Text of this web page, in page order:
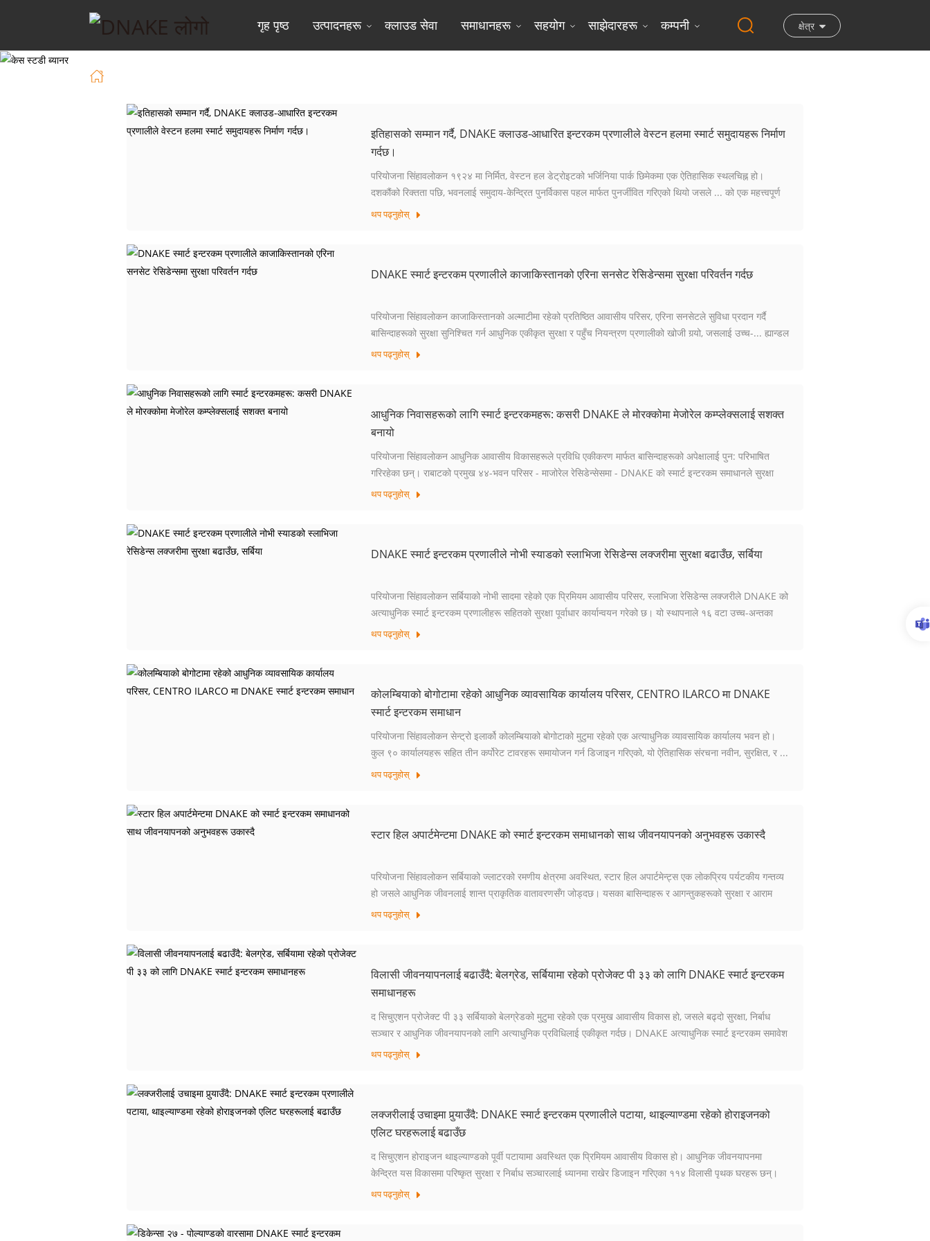
गृह पृष्ठ उत्पादनहरू क्लाउड सेवा समाधानहरू सहयोग साझेदारहरू कम्पनी क्षेत्र
केस स्टडीज
इतिहासको सम्मान गर्दै, DNAKE क्लाउड-आधारित इन्टरकम प्रणालीले वेस्टन हलमा स्मार्ट समुदायहरू निर्माण
गर्दछ।
परियोजना सिंहावलोकन १९२४ मा निर्मित, वेस्टन हल डेट्रोइटको भर्जिनिया पार्क छिमेकमा एक ऐतिहासिक स्थलचिह्न हो।
दशकौंको रिक्तता पछि, भवनलाई समुदाय-केन्द्रित पुनर्विकास पहल मार्फत पुनर्जीवित गरिएको थियो जसले ... को एक महत्त्वपूर्ण
भागलाई संरक्षित गर्यो।
थप पढ्नुहोस्
DNAKE स्मार्ट इन्टरकम प्रणालीले काजाकिस्तानको एरिना सनसेट रेसिडेन्समा सुरक्षा परिवर्तन गर्दछ
परियोजना सिंहावलोकन काजाकिस्तानको अल्माटीमा रहेको प्रतिष्ठित आवासीय परिसर, एरिना सनसेटले सुविधा प्रदान गर्दै
बासिन्दाहरूको सुरक्षा सुनिश्चित गर्न आधुनिक एकीकृत सुरक्षा र पहुँच नियन्त्रण प्रणालीको खोजी गर्‍यो, जसलाई उच्च-... ह्यान्डल
गर्न सक्षम स्केलेबल समाधान आवश्यक पर्दछ।
थप पढ्नुहोस्
आधुनिक निवासहरूको लागि स्मार्ट इन्टरकमहरू: कसरी DNAKE ले मोरक्कोमा मेजोरेल कम्प्लेक्सलाई सशक्त
बनायो
परियोजना सिंहावलोकन आधुनिक आवासीय विकासहरूले प्रविधि एकीकरण मार्फत बासिन्दाहरूको अपेक्षालाई पुन: परिभाषित
गरिरहेका छन्। राबाटको प्रमुख ४४-भवन परिसर - माजोरेल रेसिडेन्सेसमा - DNAKE को स्मार्ट इन्टरकम समाधानले सुरक्षा
प्रणालीहरूले कसरी बढाउन सक्छ भनेर प्रदर्शन गर्दछ...
थप पढ्नुहोस्
DNAKE स्मार्ट इन्टरकम प्रणालीले नोभी स्याडको स्लाभिजा रेसिडेन्स लक्जरीमा सुरक्षा बढाउँछ, सर्बिया
परियोजना सिंहावलोकन सर्बियाको नोभी सादमा रहेको एक प्रिमियम आवासीय परिसर, स्लाभिजा रेसिडेन्स लक्जरीले DNAKE को
अत्याधुनिक स्मार्ट इन्टरकम प्रणालीहरू सहितको सुरक्षा पूर्वाधार कार्यान्वयन गरेको छ। यो स्थापनाले १६ वटा उच्च-अन्तका
अपार्टमेन्टहरू समेट्छ, जसमा आकर्षक डिजाइन ...
थप पढ्नुहोस्
कोलम्बियाको बोगोटामा रहेको आधुनिक व्यावसायिक कार्यालय परिसर, CENTRO ILARCO मा DNAKE
स्मार्ट इन्टरकम समाधान
परियोजना सिंहावलोकन सेन्ट्रो इलार्को कोलम्बियाको बोगोटाको मुटुमा रहेको एक अत्याधुनिक व्यावसायिक कार्यालय भवन हो।
कुल ९० कार्यालयहरू सहित तीन कर्पोरेट टावरहरू समायोजन गर्न डिजाइन गरिएको, यो ऐतिहासिक संरचना नवीन, सुरक्षित, र ...
प्रदान गर्नमा केन्द्रित छ।
थप पढ्नुहोस्
स्टार हिल अपार्टमेन्टमा DNAKE को स्मार्ट इन्टरकम समाधानको साथ जीवनयापनको अनुभवहरू उकास्दै
परियोजना सिंहावलोकन सर्बियाको ज्लाटरको रमणीय क्षेत्रमा अवस्थित, स्टार हिल अपार्टमेन्ट्स एक लोकप्रिय पर्यटकीय गन्तव्य
हो जसले आधुनिक जीवनलाई शान्त प्राकृतिक वातावरणसँग जोड्दछ। यसका बासिन्दाहरू र आगन्तुकहरूको सुरक्षा र आराम
सुनिश्चित गर्न, अपार्टमेन्ट...
थप पढ्नुहोस्
विलासी जीवनयापनलाई बढाउँदै: बेलग्रेड, सर्बियामा रहेको प्रोजेक्ट पी ३३ को लागि DNAKE स्मार्ट इन्टरकम
समाधानहरू
द सिचुएशन प्रोजेक्ट पी ३३ सर्बियाको बेलग्रेडको मुटुमा रहेको एक प्रमुख आवासीय विकास हो, जसले बढ्दो सुरक्षा, निर्बाध
सञ्चार र आधुनिक जीवनयापनको लागि अत्याधुनिक प्रविधिलाई एकीकृत गर्दछ। DNAKE अत्याधुनिक स्मार्ट इन्टरकम समावेश
गरेर ...
थप पढ्नुहोस्
लक्जरीलाई उचाइमा पुर्‍याउँदै: DNAKE स्मार्ट इन्टरकम प्रणालीले पटाया, थाइल्याण्डमा रहेको होराइजनको
एलिट घरहरूलाई बढाउँछ
द सिचुएशन होराइजन थाइल्याण्डको पूर्वी पटायामा अवस्थित एक प्रिमियम आवासीय विकास हो। आधुनिक जीवनयापनमा
केन्द्रित यस विकासमा परिष्कृत सुरक्षा र निर्बाध सञ्चारलाई ध्यानमा राखेर डिजाइन गरिएका ११४ विलासी पृथक घरहरू छन्।
लाइनमा...
थप पढ्नुहोस्